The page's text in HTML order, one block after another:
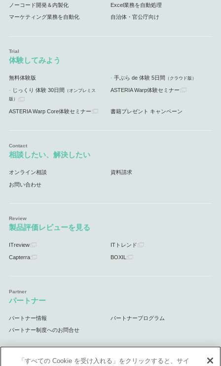
ノーコード開発＆内製化 Excel業務を自動処理
マーケティング業務を自動化 自治体・官公庁向け
体験してみよう
無料体験版 手ぶら de 体験 5日間 （クラウド版）
じっくり 体験 30日間 （オンプレミス
版）
ASTERIA Warp体験セミナー
ASTERIA Warp Core体験セミナー 書籍プレゼント キャンペーン
相談したい、解決したい
オンライン相談 資料請求
お問い合わせ
製品評価レビューを見る
ITreview ITトレンド
Capterra BOXIL
パートナー
パートナー情報 パートナープログラム
パートナー制度へのお問合せ
「すべての Cookie を受け入れる」をクリックすると、サイ